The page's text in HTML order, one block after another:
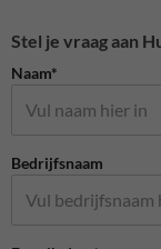
Stel je vraag aan
Naam*
Bedrijfsnaam